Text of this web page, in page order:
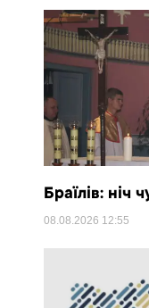
Браїлів: ніч
08.08.2026 12:55